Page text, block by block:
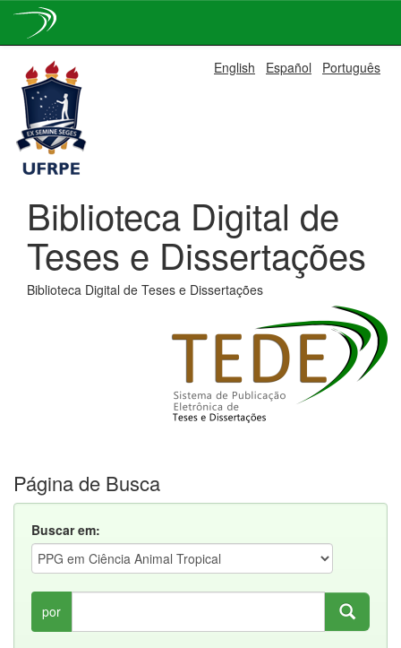
navigation
English Español Português
Biblioteca Digital de
Teses e Dissertações
Biblioteca Digital de Teses e Dissertações
Página de Busca
Buscar em:
por